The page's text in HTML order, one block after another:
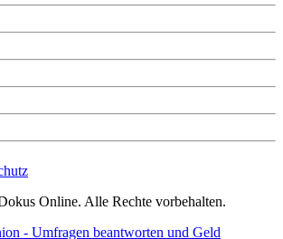
Online. Alle Rechte vorbehalten.